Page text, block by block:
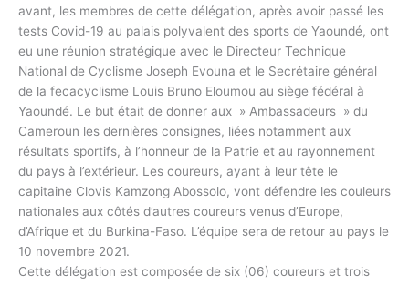
avant, les membres de cette délégation, après avoir passé les
tests Covid-19 au palais polyvalent des sports de Yaoundé, ont
eu une réunion stratégique avec le Directeur Technique
National de Cyclisme Joseph Evouna et le Secrétaire général
de la fecacyclisme Louis Bruno Eloumou au siège fédéral à
Yaoundé. Le but était de donner aux » Ambassadeurs » du
Cameroun les dernières consignes, liées notamment aux
résultats sportifs, à l’honneur de la Patrie et au rayonnement
du pays à l’extérieur. Les coureurs, ayant à leur tête le
capitaine Clovis Kamzong Abossolo, vont défendre les couleurs
nationales aux côtés d’autres coureurs venus d’Europe,
d’Afrique et du Burkina-Faso. L’équipe sera de retour au pays le
10 novembre 2021.
Cette délégation est composée de six (06) coureurs et trois